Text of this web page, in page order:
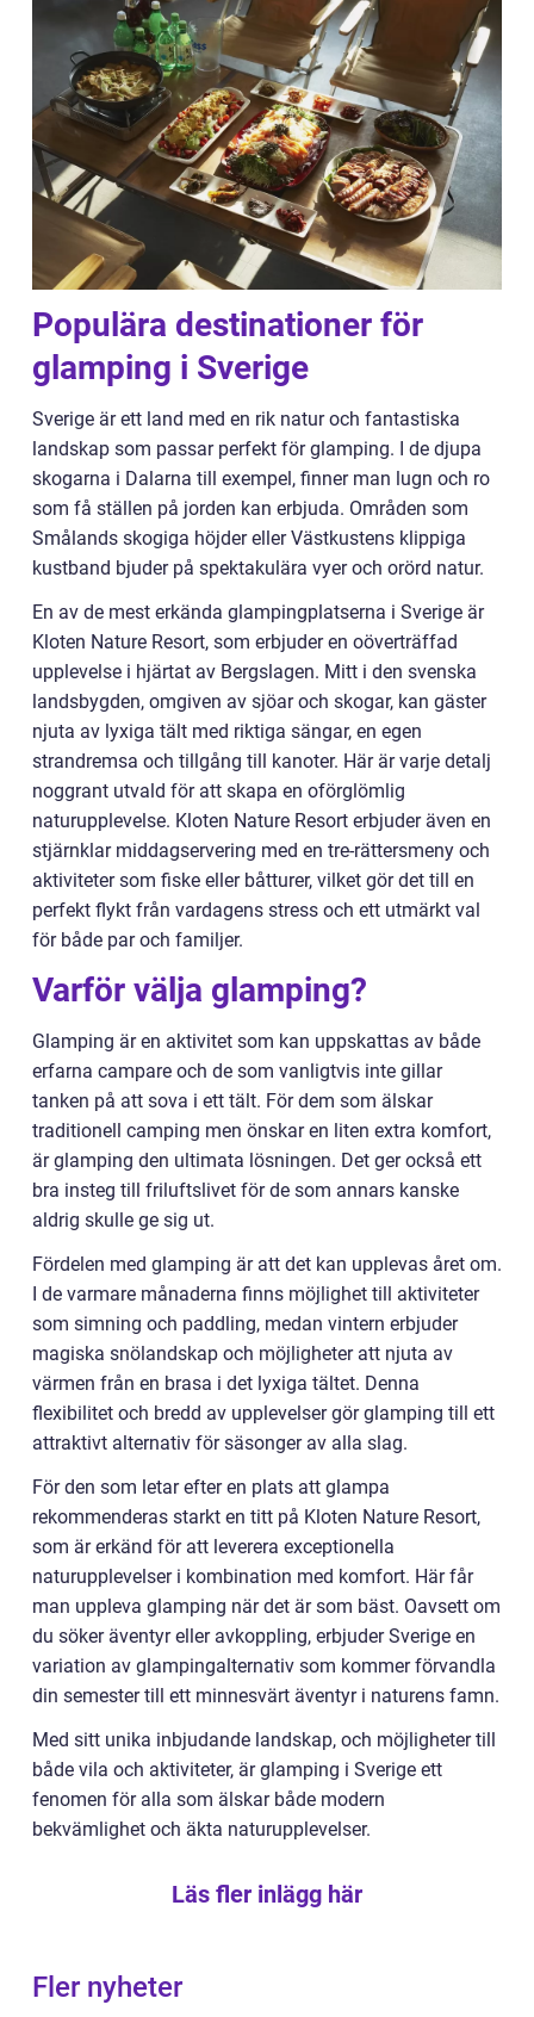
Populära destinationer för
glamping i Sverige
Sverige är ett land med en rik natur och fantastiska
landskap som passar perfekt för glamping. I de djupa
skogarna i Dalarna till exempel, finner man lugn och ro
som få ställen på jorden kan erbjuda. Områden som
Smålands skogiga höjder eller Västkustens klippiga
kustband bjuder på spektakulära vyer och orörd natur.
En av de mest erkända glampingplatserna i Sverige är
Kloten Nature Resort, som erbjuder en oöverträffad
upplevelse i hjärtat av Bergslagen. Mitt i den svenska
landsbygden, omgiven av sjöar och skogar, kan gäster
njuta av lyxiga tält med riktiga sängar, en egen
strandremsa och tillgång till kanoter. Här är varje detalj
noggrant utvald för att skapa en oförglömlig
naturupplevelse. Kloten Nature Resort erbjuder även en
stjärnklar middagservering med en tre-rättersmeny och
aktiviteter som fiske eller båtturer, vilket gör det till en
perfekt flykt från vardagens stress och ett utmärkt val
för både par och familjer.
Varför välja glamping?
Glamping är en aktivitet som kan uppskattas av både
erfarna campare och de som vanligtvis inte gillar
tanken på att sova i ett tält. För dem som älskar
traditionell camping men önskar en liten extra komfort,
är glamping den ultimata lösningen. Det ger också ett
bra insteg till friluftslivet för de som annars kanske
aldrig skulle ge sig ut.
Fördelen med glamping är att det kan upplevas året om.
I de varmare månaderna finns möjlighet till aktiviteter
som simning och paddling, medan vintern erbjuder
magiska snölandskap och möjligheter att njuta av
värmen från en brasa i det lyxiga tältet. Denna
flexibilitet och bredd av upplevelser gör glamping till ett
attraktivt alternativ för säsonger av alla slag.
För den som letar efter en plats att glampa
rekommenderas starkt en titt på Kloten Nature Resort,
som är erkänd för att leverera exceptionella
naturupplevelser i kombination med komfort. Här får
man uppleva glamping när det är som bäst. Oavsett om
du söker äventyr eller avkoppling, erbjuder Sverige en
variation av glampingalternativ som kommer förvandla
din semester till ett minnesvärt äventyr i naturens famn.
Med sitt unika inbjudande landskap, och möjligheter till
både vila och aktiviteter, är glamping i Sverige ett
fenomen för alla som älskar både modern
bekvämlighet och äkta naturupplevelser.
Läs fler inlägg här
Fler nyheter